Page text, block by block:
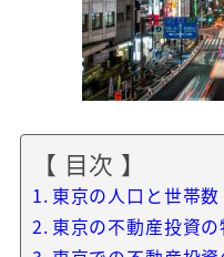
【 目次 】
東京の人口と世帯数
東京の不動産投資